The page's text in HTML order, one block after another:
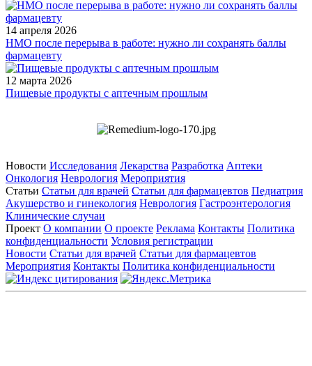
14 апреля 2026
НМО после перерыва в работе: нужно ли сохранять баллы
фармацевту
12 марта 2026
Пищевые продукты с аптечным прошлым
Новости Исследования Лекарства Разработка Аптеки
Онкология Неврология Мероприятия
Статьи Статьи для врачей Статьи для фармацевтов Педиатрия
Акушерство и гинекология Неврология Гастроэнтерология
Клинические случаи
Проект О компании О проекте Реклама Контакты Политика
конфиденциальности Условия регистрации
Новости Статьи для врачей Статьи для фармацевтов
Мероприятия Контакты Политика конфиденциальности